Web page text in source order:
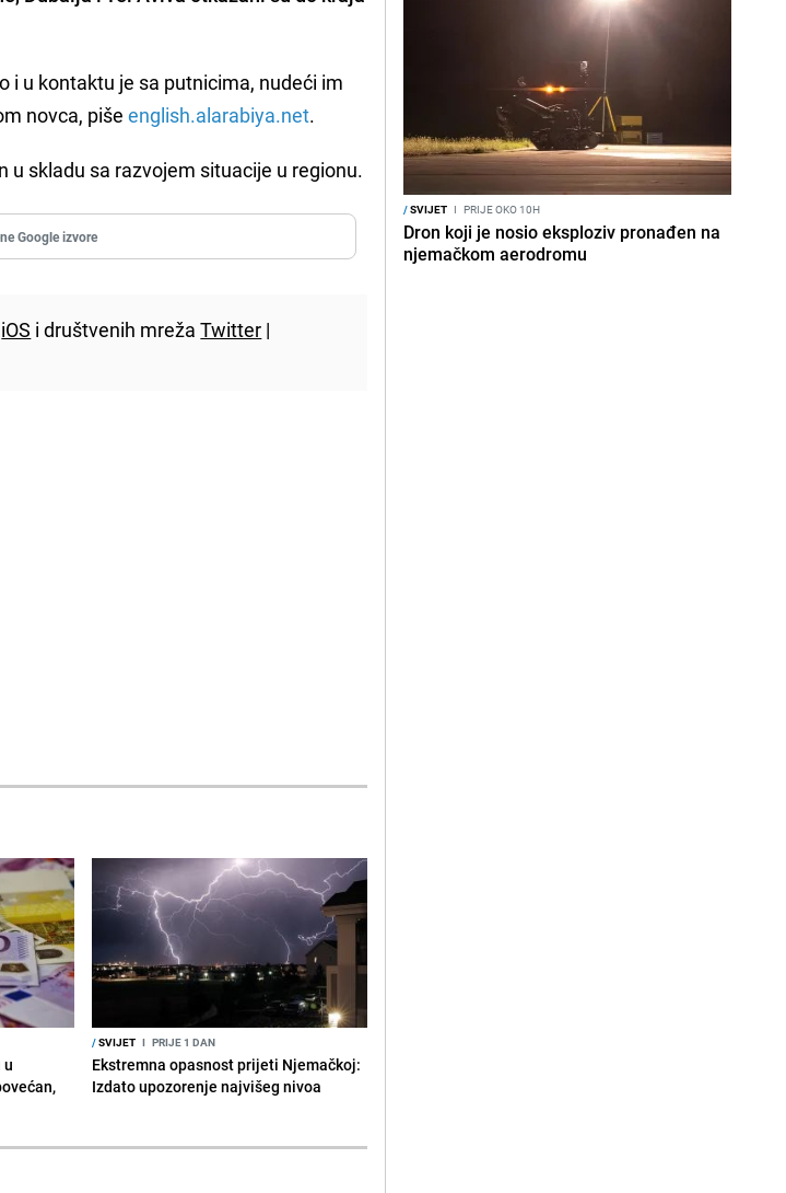
i u kontaktu je sa putnicima, nudeći im
novca, pišeenglish.alarabiya.net.
skladu sa razvojem situacije u regionu.
Google izvore
iOS i društvenih mrežaTwitter |
u
/SVIJET I PRIJE 1 DAN
Ekstremna opasnost prijeti Njemačkoj:
Izdato upozorenje najvišeg nivoa
/SVIJET I PRIJE OKO 10H
Dron koji je nosio eksploziv pronađen na
njemačkom aerodromu